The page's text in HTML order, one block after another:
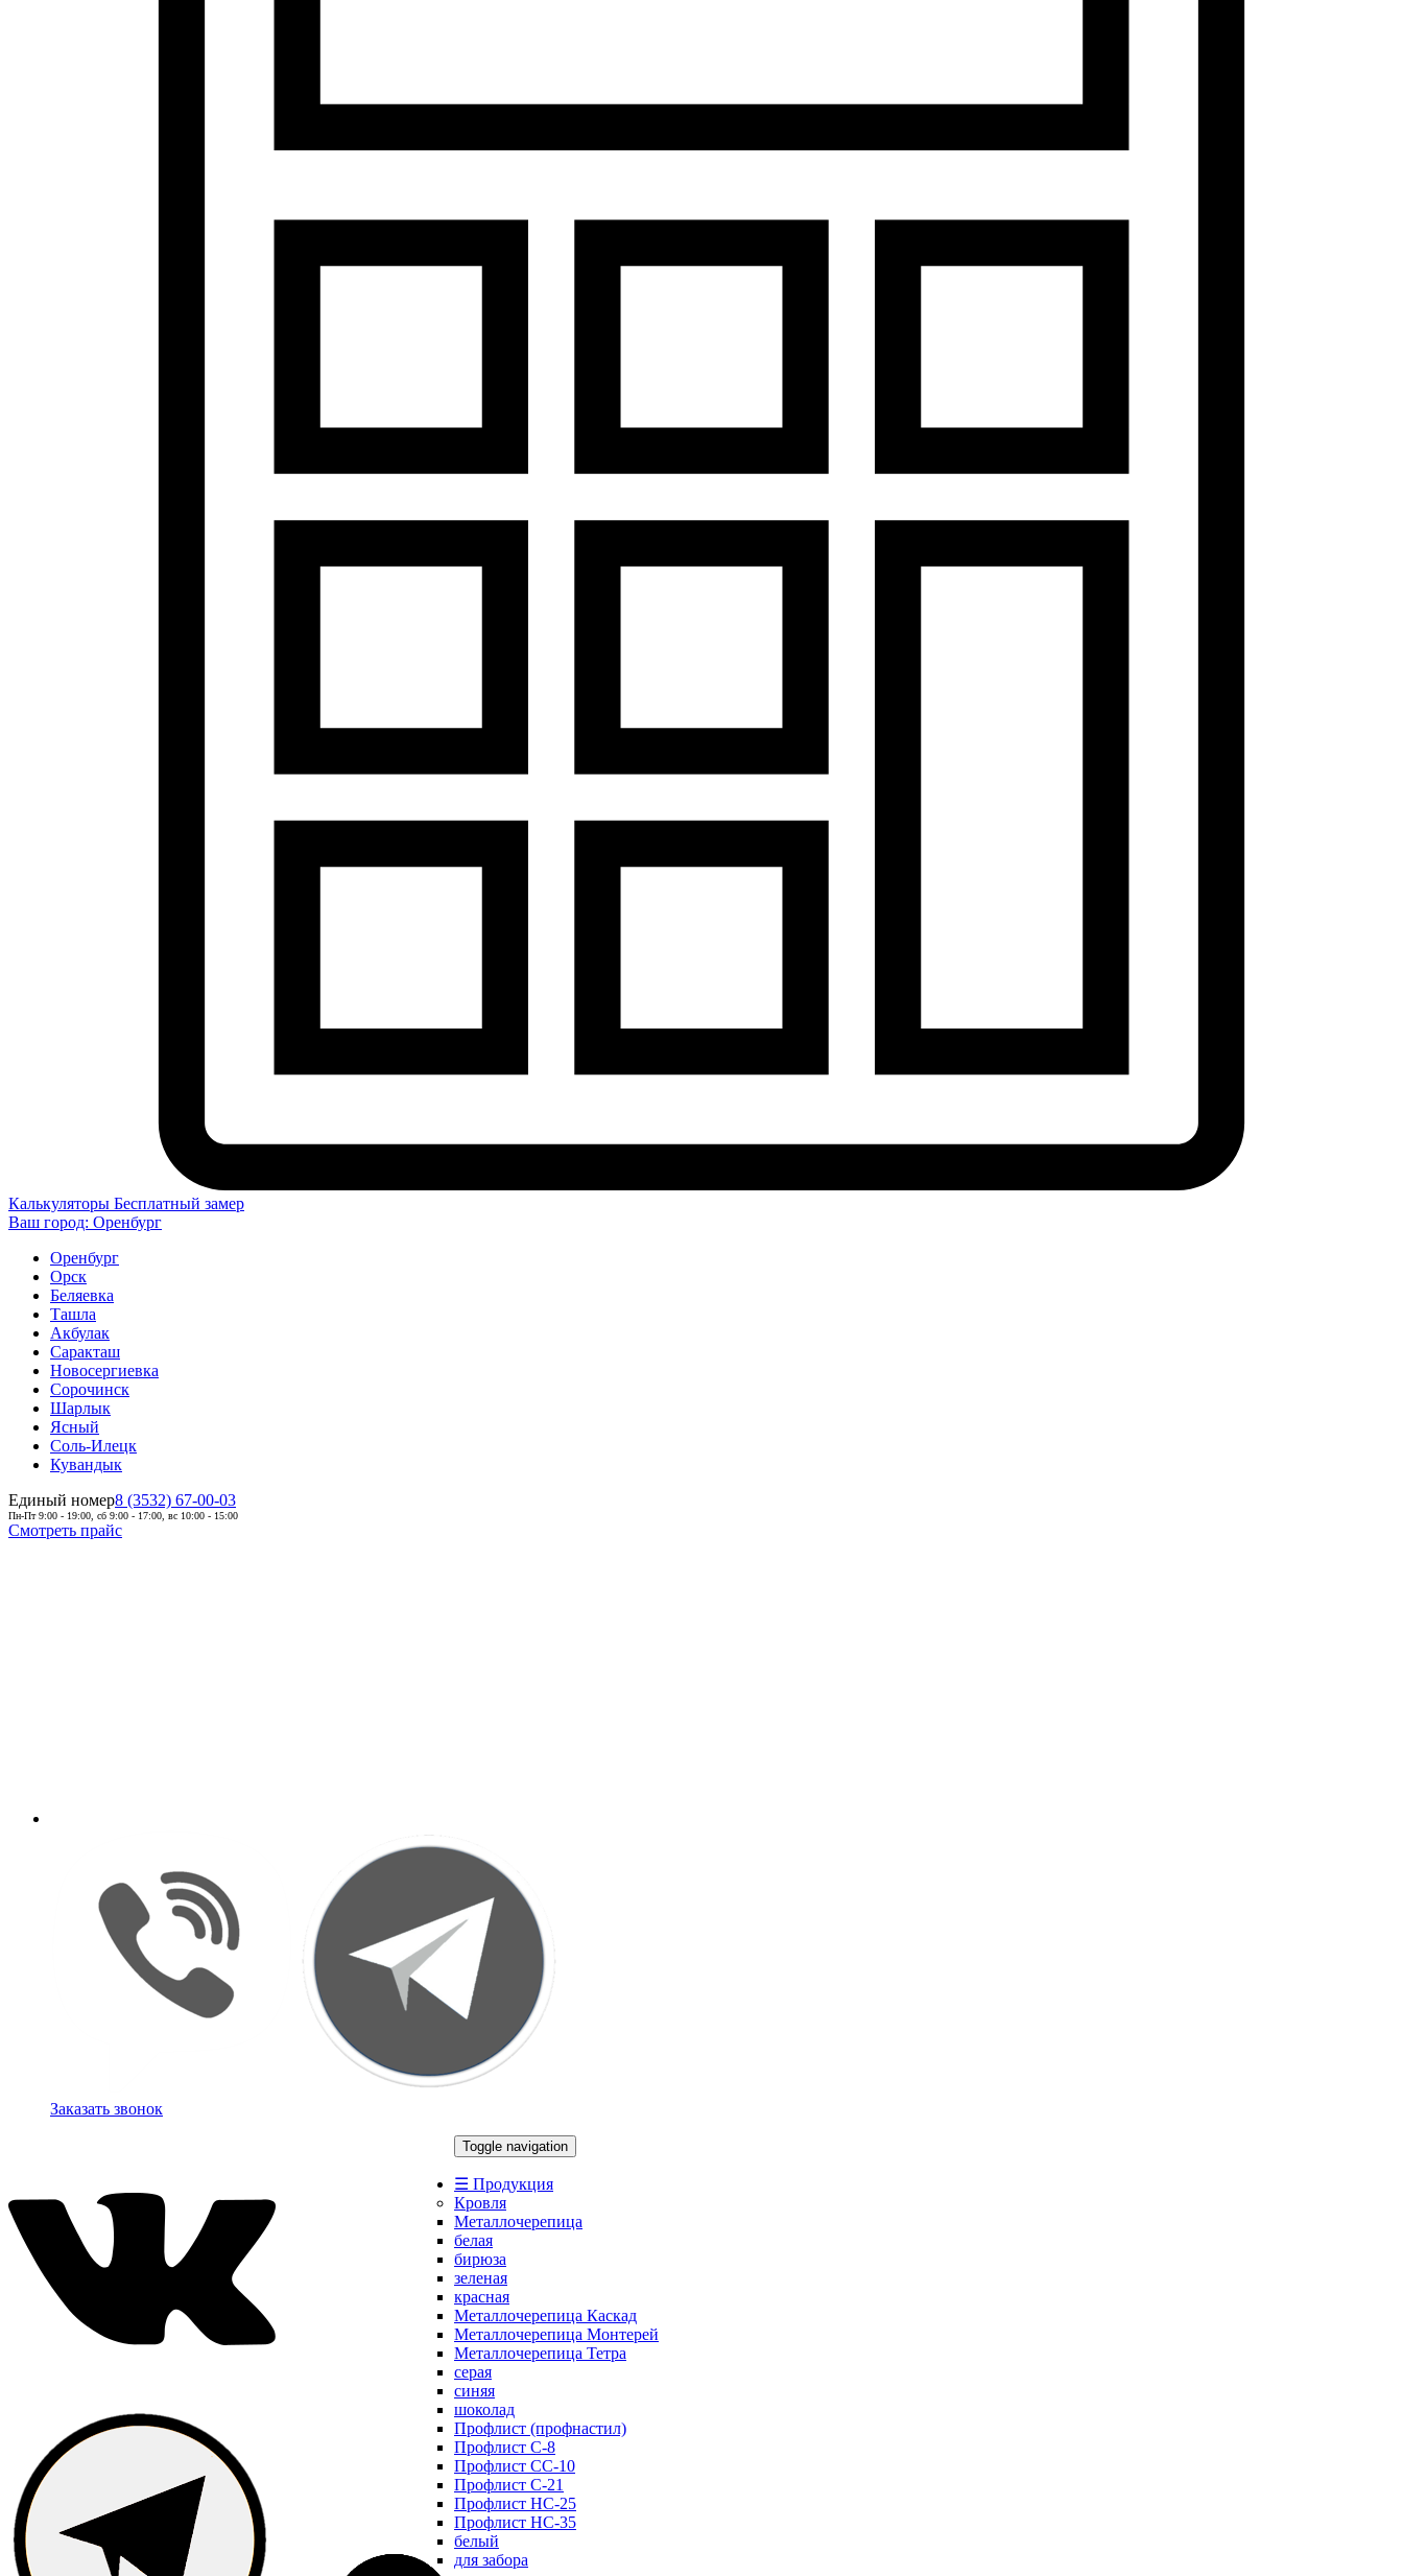
Калькуляторы Бесплатный замер
Ваш город: Оренбург
Оренбург
Орск
Беляевка
Ташла
Акбулак
Саракташ
Новосергиевка
Сорочинск
Шарлык
Ясный
Соль-Илецк
Кувандык
Единый номер8 (3532) 67-00-03
Пн-Пт 9:00 - 19:00, сб 9:00 - 17:00, вс 10:00 - 15:00
Смотреть прайс
Заказать звонок
Toggle navigation
☰ Продукция
Кровля
Металлочерепица
белая
бирюза
зеленая
красная
Металлочерепица Каскад
Металлочерепица Монтерей
Металлочерепица Тетра
серая
синяя
шоколад
Профлист (профнастил)
Профлист С-8
Профлист СС-10
Профлист C-21
Профлист НС-25
Профлист НС-35
белый
для забора